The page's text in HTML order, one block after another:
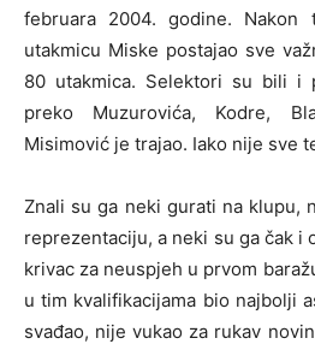
februara 2004. godine.
utakmicu Miske postajao sve
80 utakmica. Selektori su bili i
preko Muzurovića, Kodre,
Misimović je trajao. Iako nije sve
Znali su ga neki gurati na klupu,
reprezentaciju, a neki su ga čak i
krivac za neuspjeh u prvom
u tim kvalifikacijama bio najbolji
svađao, nije vukao za rukav